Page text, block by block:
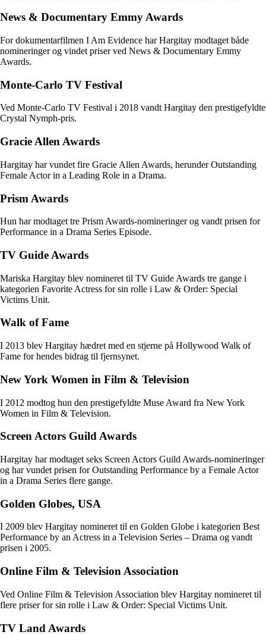
News & Documentary Emmy Awards
For dokumentarfilmen I Am Evidence har Hargitay modtaget både
nomineringer og vindet priser ved News & Documentary Emmy
Awards.
Monte-Carlo TV Festival
Ved Monte-Carlo TV Festival i 2018 vandt Hargitay den prestigefyldte
Crystal Nymph-pris.
Gracie Allen Awards
Hargitay har vundet fire Gracie Allen Awards, herunder Outstanding
Female Actor in a Leading Role in a Drama.
Prism Awards
Hun har modtaget tre Prism Awards-nomineringer og vandt prisen for
Performance in a Drama Series Episode.
TV Guide Awards
Mariska Hargitay blev nomineret til TV Guide Awards tre gange i
kategorien Favorite Actress for sin rolle i Law & Order: Special
Victims Unit.
Walk of Fame
I 2013 blev Hargitay hædret med en stjerne på Hollywood Walk of
Fame for hendes bidrag til fjernsynet.
New York Women in Film & Television
I 2012 modtog hun den prestigefyldte Muse Award fra New York
Women in Film & Television.
Screen Actors Guild Awards
Hargitay har modtaget seks Screen Actors Guild Awards-nomineringer
og har vundet prisen for Outstanding Performance by a Female Actor
in a Drama Series flere gange.
Golden Globes, USA
I 2009 blev Hargitay nomineret til en Golden Globe i kategorien Best
Performance by an Actress in a Television Series – Drama og vandt
prisen i 2005.
Online Film & Television Association
Ved Online Film & Television Association blev Hargitay nomineret til
flere priser for sin rolle i Law & Order: Special Victims Unit.
TV Land Awards